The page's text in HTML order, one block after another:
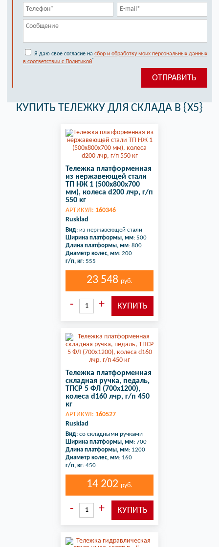
Я даю свое согласие на сбор и обработку моих персональных данных
в соответствии с Политикой*
КУПИТЬ ТЕЛЕЖКУ ДЛЯ СКЛАДА В {X5}
Тележка платформенная
из нержавеющей стали
ТП НЖ 1 (500х800х700
мм), колеса d200 лчр, г/п
550 кг
АРТИКУЛ: 160346
Rusklad
Вид: из нержавеющей стали
Ширина платформы, мм: 500
Длина платформы, мм: 800
Диаметр колес, мм: 200
г/п, кг: 555
23 548 руб.
Тележка платформенная
складная ручка, педаль,
ТПСР 5 ФЛ (700х1200),
колеса d160 лчр, г/п 450
кг
АРТИКУЛ: 160527
Rusklad
Вид: со складными ручками
Ширина платформы, мм: 700
Длина платформы, мм: 1200
Диаметр колес, мм: 160
г/п, кг: 450
14 202 руб.